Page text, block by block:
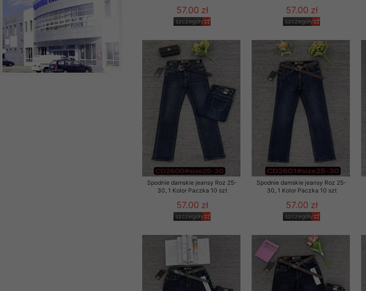
57.00 zł
szczegóły
57.00 zł
szczegóły
Spodnie damskie jeansy Roz 25-
30, 1 Kolor Paczka 10 szt
57.00 zł
szczegóły
Spodnie damskie jeansy Roz 25-
30, 1 Kolor Paczka 10 szt
57.00 zł
szczegóły